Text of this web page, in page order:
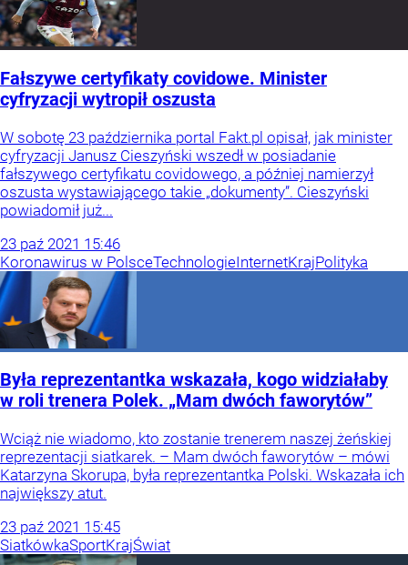
Fałszywe certyfikaty covidowe. Minister
cyfryzacji wytropił oszusta
W sobotę 23 października portal Fakt.pl opisał, jak minister
cyfryzacji Janusz Cieszyński wszedł w posiadanie
fałszywego certyfikatu covidowego, a później namierzył
oszusta wystawiającego takie „dokumenty”. Cieszyński
powiadomił już...
23 paź 2021 15:46
Koronawirus w PolsceTechnologieInternetKrajPolityka
Była reprezentantka wskazała, kogo widziałaby
w roli trenera Polek. „Mam dwóch faworytów”
Wciąż nie wiadomo, kto zostanie trenerem naszej żeńskiej
reprezentacji siatkarek. – Mam dwóch faworytów – mówi
Katarzyna Skorupa, była reprezentantka Polski. Wskazała ich
największy atut.
23 paź 2021 15:45
SiatkówkaSportKrajŚwiat